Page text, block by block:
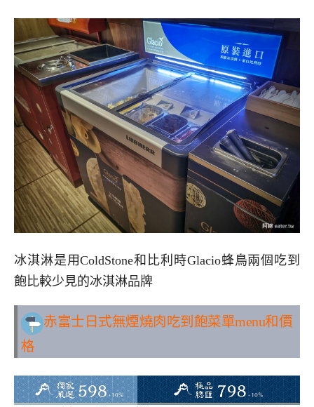
冰淇淋是用ColdStone和比利時Glacio蜂鳥兩個吃到
飽比較少見的冰淇淋品牌
赤富士日式無煙燒肉吃到飽菜單menu和價
格